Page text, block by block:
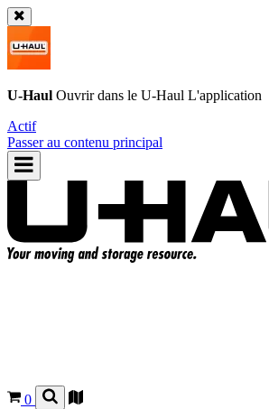
U-Haul Ouvrir dans le U-Haul L'application
Actif
Passer au contenu principal
0